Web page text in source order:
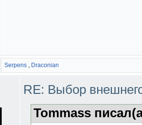
Serpens , Draconian
RE: Выбор
Tommass